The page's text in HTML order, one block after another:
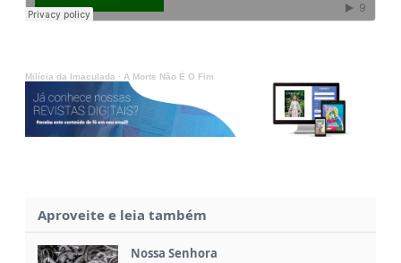
Milícia da Imaculada · A Morte Não É O Fim
Aproveite e leia também
Nossa Senhora